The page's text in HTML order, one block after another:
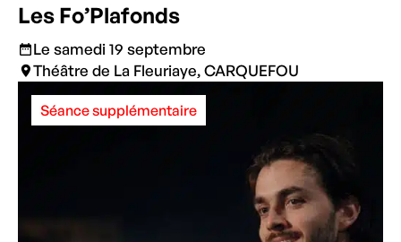
Les Fo’Plafonds
Le samedi 19 septembre
Théâtre de La Fleuriaye, CARQUEFOU
Séance supplémentaire